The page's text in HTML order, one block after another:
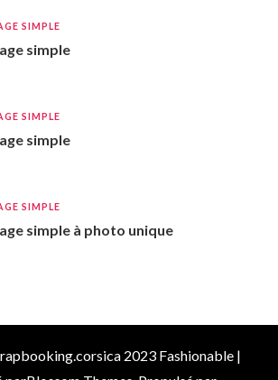
SIMPLE
simple
SIMPLE
simple
SIMPLE
simple à photo unique
2023 Fashionable |